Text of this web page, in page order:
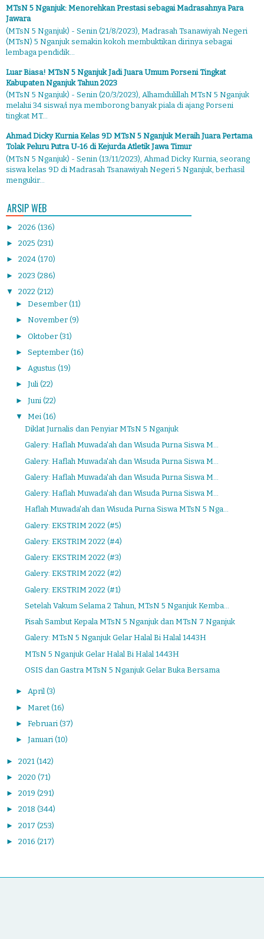
MTsN 5 Nganjuk: Menorehkan Prestasi sebagai Madrasahnya Para
Jawara
(MTsN 5 Nganjuk) - Senin (21/8/2023), Madrasah Tsanawiyah Negeri
(MTsN) 5 Nganjuk semakin kokoh membuktikan dirinya sebagai
lembaga pendidik...
Luar Biasa! MTsN 5 Nganjuk Jadi Juara Umum Porseni Tingkat
Kabupaten Nganjuk Tahun 2023
(MTsN 5 Nganjuk) - Senin (20/3/2023), Alhamdulillah MTsN 5 Nganjuk
melalui 34 siswa/i nya memborong banyak piala di ajang Porseni
tingkat MT...
Ahmad Dicky Kurnia Kelas 9D MTsN 5 Nganjuk Meraih Juara Pertama
Tolak Peluru Putra U-16 di Kejurda Atletik Jawa Timur
(MTsN 5 Nganjuk) - Senin (13/11/2023), Ahmad Dicky Kurnia, seorang
siswa kelas 9D di Madrasah Tsanawiyah Negeri 5 Nganjuk, berhasil
mengukir...
ARSIP WEB
► 2026 (136)
► 2025 (231)
► 2024 (170)
► 2023 (286)
▼ 2022 (212)
► Desember (11)
► November (9)
► Oktober (31)
► September (16)
► Agustus (19)
► Juli (22)
► Juni (22)
▼ Mei (16)
Diklat Jurnalis dan Penyiar MTsN 5 Nganjuk
Galery: Haflah Muwada'ah dan Wisuda Purna Siswa M...
Galery: Haflah Muwada'ah dan Wisuda Purna Siswa M...
Galery: Haflah Muwada'ah dan Wisuda Purna Siswa M...
Galery: Haflah Muwada'ah dan Wisuda Purna Siswa M...
Haflah Muwada'ah dan Wisuda Purna Siswa MTsN 5 Nga...
Galery: EKSTRIM 2022 (#5)
Galery: EKSTRIM 2022 (#4)
Galery: EKSTRIM 2022 (#3)
Galery: EKSTRIM 2022 (#2)
Galery: EKSTRIM 2022 (#1)
Setelah Vakum Selama 2 Tahun, MTsN 5 Nganjuk Kemba...
Pisah Sambut Kepala MTsN 5 Nganjuk dan MTsN 7 Nganjuk
Galery: MTsN 5 Nganjuk Gelar Halal Bi Halal 1443H
MTsN 5 Nganjuk Gelar Halal Bi Halal 1443H
OSIS dan Gastra MTsN 5 Nganjuk Gelar Buka Bersama
► April (3)
► Maret (16)
► Februari (37)
► Januari (10)
► 2021 (142)
► 2020 (71)
► 2019 (291)
► 2018 (344)
► 2017 (253)
► 2016 (217)